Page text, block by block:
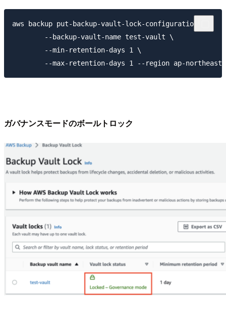
aws backup put-backup-vault-lock-configuration \
        --backup-vault-name test-vault \
        --min-retention-days 1 \
ガバナンスモードのボールトロック